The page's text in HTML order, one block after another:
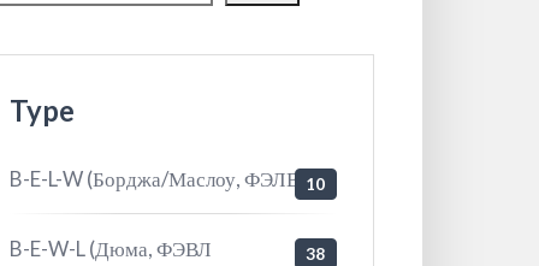
Type
B-E-L-W (Борджа/Маслоу, ФЭЛВ 10
B-E-W-L (Дюма, ФЭВЛ 38